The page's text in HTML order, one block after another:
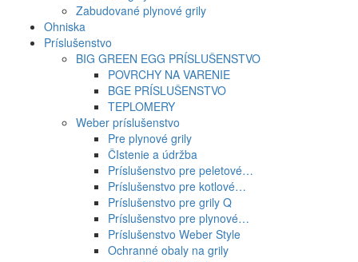
Zabudované plynové grily
Ohniska
Príslušenstvo
BIG GREEN EGG PRÍSLUŠENSTVO
POVRCHY NA VARENIE
BGE PRÍSLUŠENSTVO
TEPLOMERY
Weber príslušenstvo
Pre plynové grily
ČIstenie a údržba
Príslušenstvo pre peletové…
Príslušenstvo pre kotlové…
Príslušenstvo pre grily Q
Príslušenstvo pre plynové…
Príslušenstvo Weber Style
Ochranné obaly na grily